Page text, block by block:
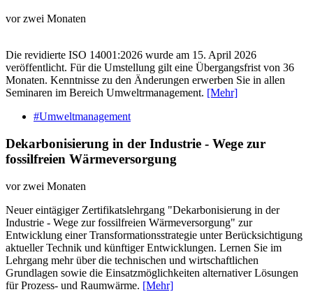
vor zwei Monaten
Die revidierte ISO 14001:2026 wurde am 15. April 2026
veröffentlicht. Für die Umstellung gilt eine Übergangsfrist von 36
Monaten. Kenntnisse zu den Änderungen erwerben Sie in allen
Seminaren im Bereich Umweltrmanagement. [Mehr]
#Umweltmanagement
Dekarbonisierung in der Industrie - Wege zur
fossilfreien Wärmeversorgung
vor zwei Monaten
Neuer eintägiger Zertifikatslehrgang "Dekarbonisierung in der
Industrie - Wege zur fossilfreien Wärmeversorgung" zur
Entwicklung einer Transformationsstrategie unter Berücksichtigung
aktueller Technik und künftiger Entwicklungen. Lernen Sie im
Lehrgang mehr über die technischen und wirtschaftlichen
Grundlagen sowie die Einsatzmöglichkeiten alternativer Lösungen
für Prozess- und Raumwärme. [Mehr]